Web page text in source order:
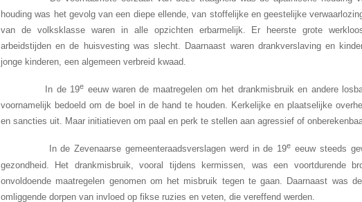
houding was het gevolg van een diepe ellende, van stoffelijke en geestelijke
van de volksklasse waren in alle opzichten erbarmelijk. Er heerste grote
arbeidstijden en de huisvesting was slecht. Daarnaast waren drankverslaving en
jonge kinderen, een algemeen verbreid kwaad.
In de 19e eeuw waren de maatregelen om het drankmisbruik en andere
voornamelijk bedoeld om de boel in de hand te houden. Kerkelijke en plaatselijke
en sancties uit. Maar initiatieven om paal en perk te stellen aan agressief of
In de Zevenaarse gemeenteraadsverslagen werd in de 19e eeuw steeds
gezondheid. Het drankmisbruik, vooral tijdens kermissen, was een voortdurende
onvoldoende maatregelen genomen om het misbruik tegen te gaan. Daarnaast was
omliggende dorpen van invloed op fikse ruzies en veten, die vereffend werden.